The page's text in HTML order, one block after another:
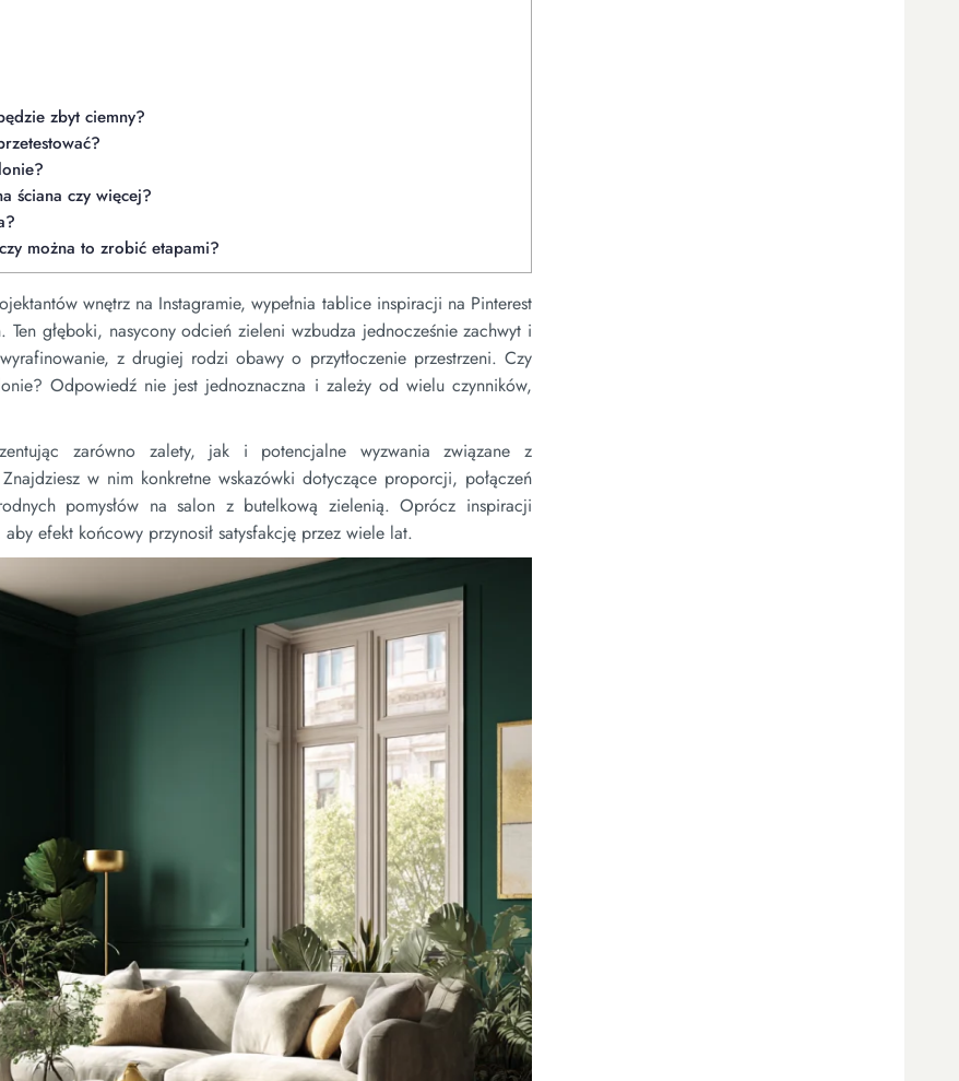
zbyt ciemny?
ściana czy więcej?
można to zrobić etapami?
wnętrz na Instagramie, wypełnia tablice inspiracji na Pinterest
głęboki, nasycony odcień zieleni wzbudza jednocześnie zachwyt i
z drugiej rodzi obawy o przytłoczenie przestrzeni. Czy
Odpowiedź nie jest jednoznaczna i zależy od wielu czynników,
zarówno zalety, jak i potencjalne wyzwania związane z
w nim konkretne wskazówki dotyczące proporcji, połączeń
pomysłów na salon z butelkową zielenią. Oprócz inspiracji
efekt końcowy przynosił satysfakcję przez wiele lat.